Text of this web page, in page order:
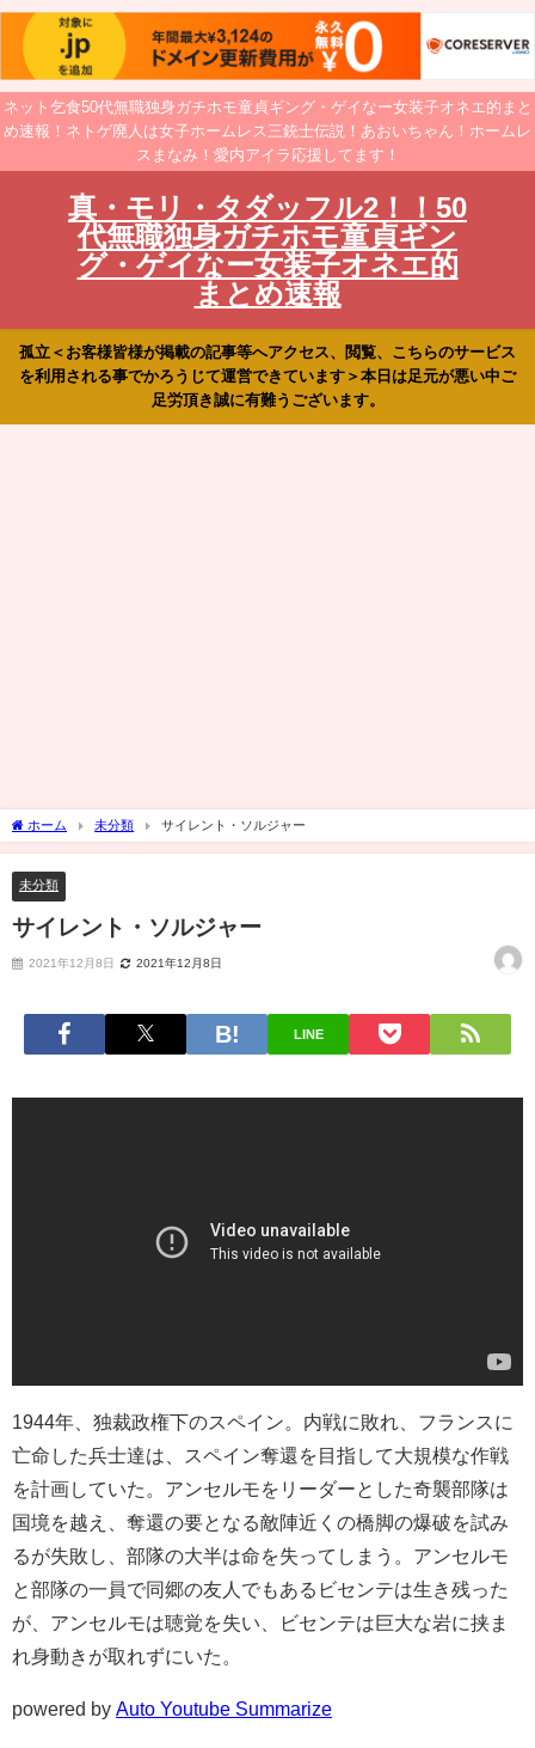
ネット乞食50代無職独身ガチホモ童貞ギング・ゲイなー女装子オネエ的まと
め速報！ネトゲ廃人は女子ホームレス三銃士伝説！あおいちゃん！ホームレ
スまなみ！愛内アイラ応援してます！
真・モリ・タダッフル2！！50
代無職独身ガチホモ童貞ギン
グ・ゲイなー女装子オネエ的
まとめ速報
孤立＜お客様皆様が掲載の記事等へアクセス、閲覧、こちらのサービス
を利用される事でかろうじて運営できています＞本日は足元が悪い中ご
足労頂き誠に有難うございます。
ホーム 未分類 サイレント・ソルジャー
未分類
サイレント・ソルジャー
2021年12月8日 2021年12月8日
LINE
1944年、独裁政権下のスペイン。内戦に敗れ、フランスに
亡命した兵士達は、スペイン奪還を目指して大規模な作戦
を計画していた。アンセルモをリーダーとした奇襲部隊は
国境を越え、奪還の要となる敵陣近くの橋脚の爆破を試み
るが失敗し、部隊の大半は命を失ってしまう。アンセルモ
と部隊の一員で同郷の友人でもあるビセンテは生き残った
が、アンセルモは聴覚を失い、ビセンテは巨大な岩に挟ま
れ身動きが取れずにいた。
powered by Auto Youtube Summarize